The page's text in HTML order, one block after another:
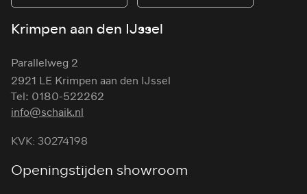
Krimpen aan den IJssel
Parallelweg 2
2921 LE Krimpen aan den IJssel
Tel: 0180-522262
info@schaik.nl
KVK: 30274198
Openingstijden showroom